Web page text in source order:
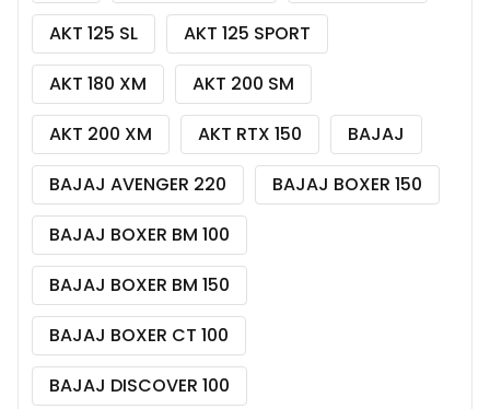
AKT 125 SL
AKT 125 SPORT
AKT 180 XM
AKT 200 SM
AKT 200 XM
AKT RTX 150
BAJAJ
BAJAJ AVENGER 220
BAJAJ BOXER 150
BAJAJ BOXER BM 100
BAJAJ BOXER BM 150
BAJAJ BOXER CT 100
BAJAJ DISCOVER 100